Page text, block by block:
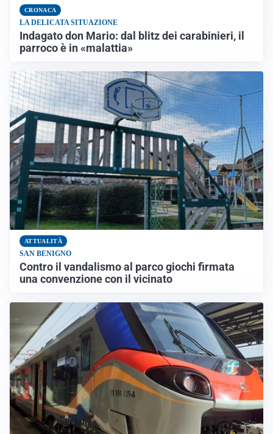
CRONACA
LA DELICATA SITUAZIONE
Indagato don Mario: dal blitz dei carabinieri, il
parroco è in «malattia»
ATTUALITÀ
SAN BENIGNO
Contro il vandalismo al parco giochi firmata
una convenzione con il vicinato